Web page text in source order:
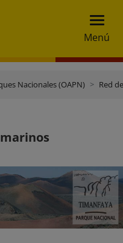
Menú
Nacionales (OAPN) Red